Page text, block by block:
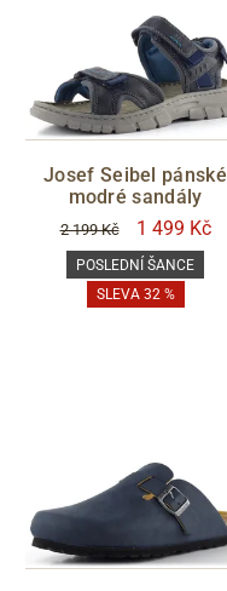
Josef Seibel pánské
modré sandály
2 199 Kč 1 499 Kč
POSLEDNÍ ŠANCE
SLEVA 32 %